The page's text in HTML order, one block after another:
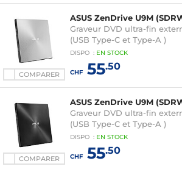
COMPARER
ASUS ZenDrive U9M
Graveur DVD ultra-fin
(USB Type-C et Type-A )
DISPO : EN STOCK
CHF55.50
COMPARER
ASUS ZenDrive U9M
Graveur DVD ultra-fin
(USB Type-C et Type-A )
DISPO : EN STOCK
CHF55.50